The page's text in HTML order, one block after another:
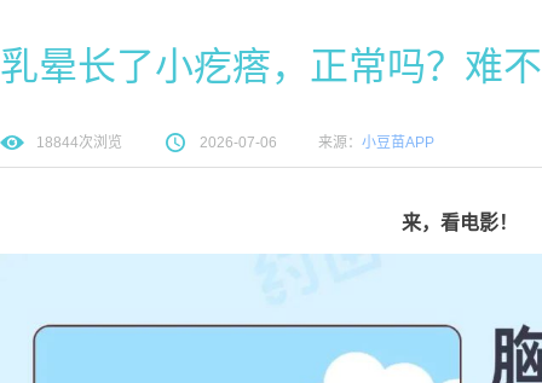
乳晕长了小疙瘩，正常吗？难
18844次浏览 2026-07-06 来源： 小豆苗APP
来，看电影！